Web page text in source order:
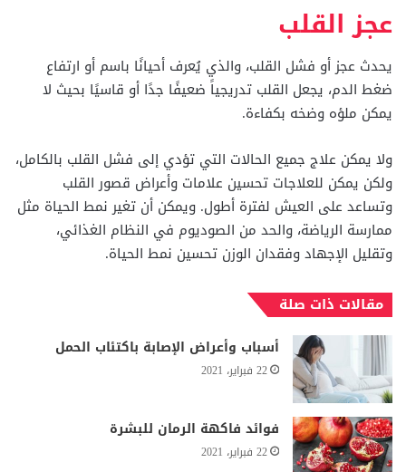
عجز القلب
يحدث عجز أو فشل القلب، والذي يُعرف أحيانًا باسم أو ارتفاع
ضغط الدم، يجعل القلب تدريجياً ضعيفًا جدًا أو قاسيًا بحيث لا
يمكن ملؤه وضخه بكفاءة.
ولا يمكن علاج جميع الحالات التي تؤدي إلى فشل القلب بالكامل،
ولكن يمكن للعلاجات تحسين علامات وأعراض قصور القلب
وتساعد على العيش لفترة أطول. ويمكن أن تغير نمط الحياة مثل
ممارسة الرياضة، والحد من الصوديوم في النظام الغذائي،
وتقليل الإجهاد وفقدان الوزن تحسين نمط الحياة.
مقالات ذات صلة
أسباب وأعراض الإصابة باكتئاب الحمل
22 فبراير، 2021
فوائد فاكهة الرمان للبشرة
22 فبراير، 2021